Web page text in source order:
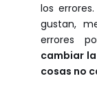
los
gustan,
errores
cambiar
cosas no